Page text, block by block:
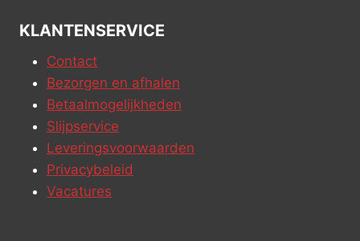
KLANTENSERVICE
Contact
Bezorgen en afhalen
Betaalmogelijkheden
Slijpservice
Leveringsvoorwaarden
Privacybeleid
Vacatures